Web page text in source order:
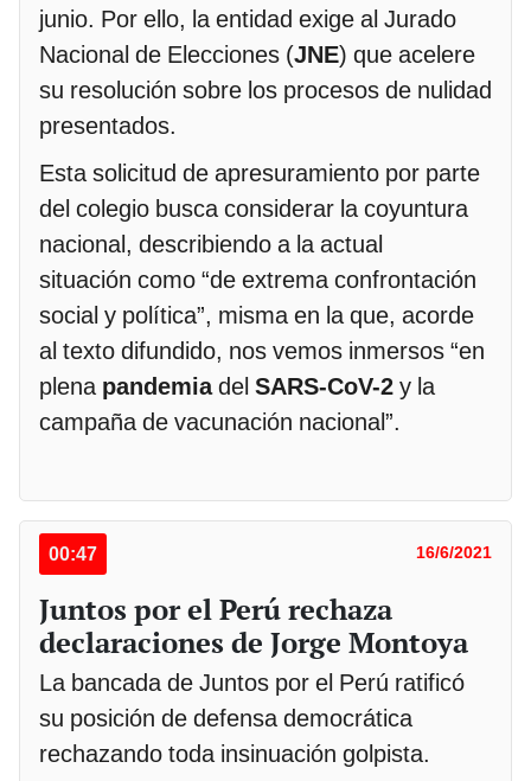
junio. Por ello, la entidad exige al Jurado
Nacional de Elecciones (JNE) que acelere
su resolución sobre los procesos de nulidad
presentados.
Esta solicitud de apresuramiento por parte
del colegio busca considerar la coyuntura
nacional, describiendo a la actual
situación como “de extrema confrontación
social y política”, misma en la que, acorde
al texto difundido, nos vemos inmersos “en
plena pandemiadel SARS-CoV-2 y la
campaña de vacunación nacional”.
00:47 16/6/2021
Juntos por el Perú rechaza
declaraciones de Jorge Montoya
La bancada de Juntos por el Perú ratificó
su posición de defensa democrática
rechazando toda insinuación golpista.